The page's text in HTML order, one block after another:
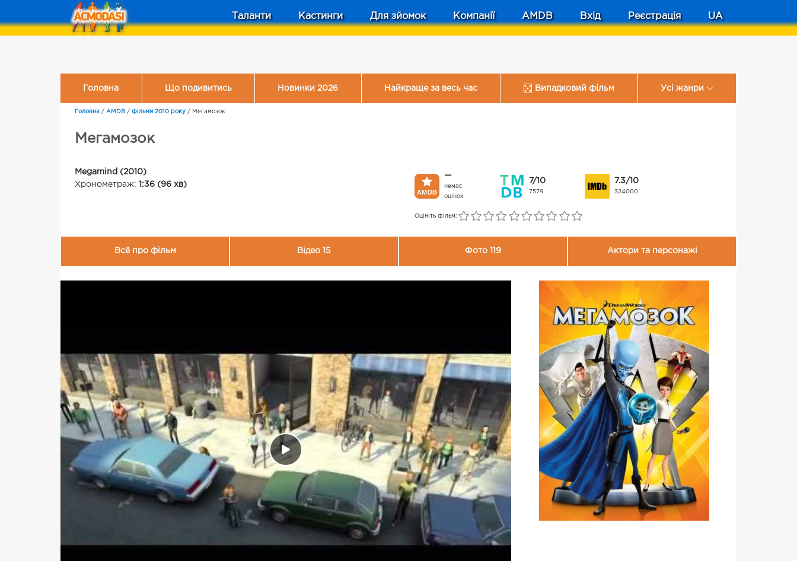
Таланти Кастинги Для зйомок Компанії AMDB Вхід Реєстрація UA
Головна Що подивитись Новинки 2026 Найкраще за весь час Випадковий фільм Усі жанри
Головна / AMDB / Фільми 2010 року / Мегамозок
Мегамозок
Megamind (2010)
Хронометраж: 1:36 (96 хв)
—
немає
оцінок
7/10
7579
7.3/10
324000
Оцініть фільм:
Всё про фільм Відео 15 Фото 119 Актори та персонажі